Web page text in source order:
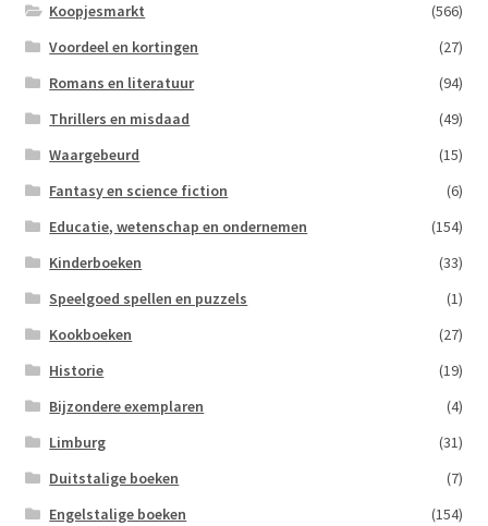
Koopjesmarkt
(566)
Voordeel en kortingen
(27)
Romans en literatuur
(94)
Thrillers en misdaad
(49)
Waargebeurd
(15)
Fantasy en science fiction
(6)
Educatie, wetenschap en ondernemen
(154)
Kinderboeken
(33)
Speelgoed spellen en puzzels
(1)
Kookboeken
(27)
Historie
(19)
Bijzondere exemplaren
(4)
Limburg
(31)
Duitstalige boeken
(7)
Engelstalige boeken
(154)